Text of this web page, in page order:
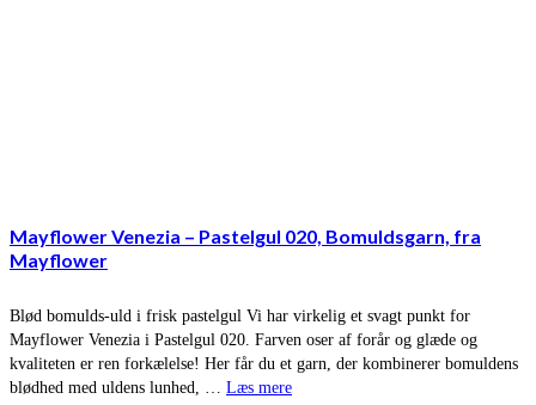
Mayflower Venezia – Pastelgul 020, Bomuldsgarn, fra
Mayflower
Blød bomulds-uld i frisk pastelgul Vi har virkelig et svagt punkt for
Mayflower Venezia i Pastelgul 020. Farven oser af forår og glæde og
kvaliteten er ren forkælelse! Her får du et garn, der kombinerer bomuldens
blødhed med uldens lunhed, … Læs mere